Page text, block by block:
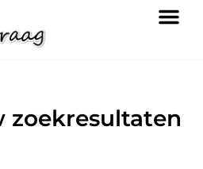
zoekresultaten